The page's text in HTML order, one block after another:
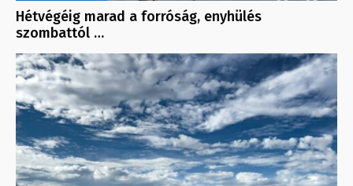
Hétvégéig marad a forróság, enyhülés
szombattól …